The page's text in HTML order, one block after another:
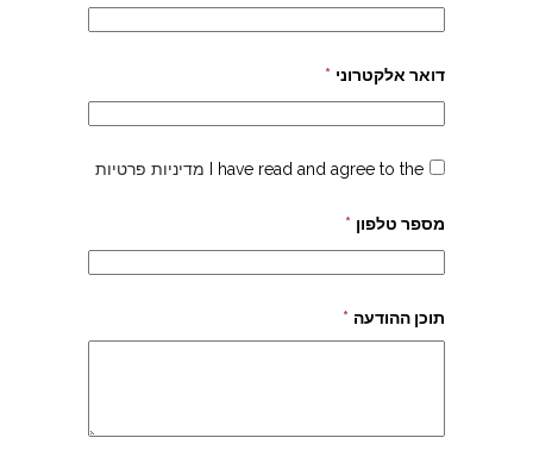
דואר אלקטרוני *
I have read and agree to the מדיניות פרטיות
מספר טלפון *
תוכן ההודעה *